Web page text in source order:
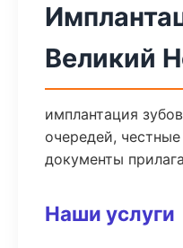
Великий
имплантация
очередей,
документы
Наши услуги